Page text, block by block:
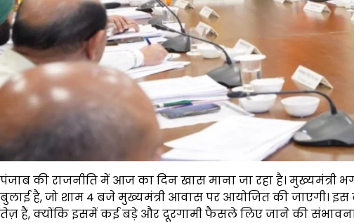
पंजाब की राजनीति में आज का दिन खास माना जा रहा है।
बुलाई है, जो शाम 4 बजे मुख्यमंत्री आवास पर आयोजित की जाएगी।
तेज़ हैं, क्योंकि इसमें कई बड़े और दूरगामी फैसले लिए जाने की संभावना